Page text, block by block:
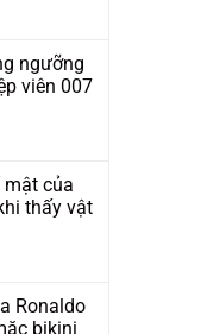
ngưỡng
viên 007
mật của
thấy vật
Ronaldo
bikini